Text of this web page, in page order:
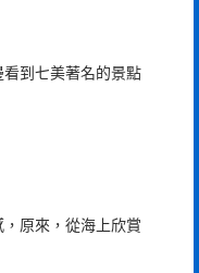
到七美著名的景點
原來，從海上欣賞